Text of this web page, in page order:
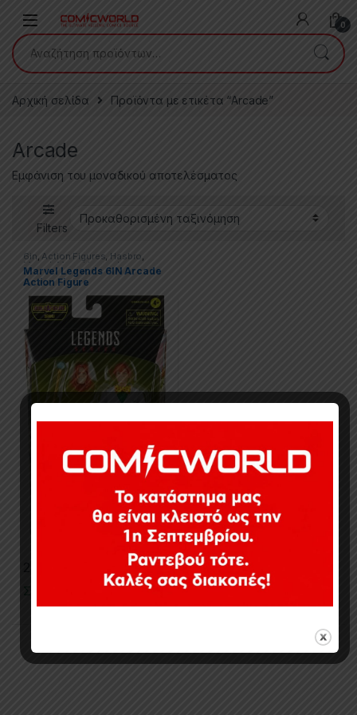
0
Αναζήτηση για:
Αρχική σελίδα Προϊόντα με ετικέτα “Arcade”
Arcade
Εμφάνιση του μοναδικού αποτελέσματος
Filters
6in,Action Figures, Hasbro,
Marvel ,Marvel Legends
Marvel Legends 6IN Arcade
Action Figure